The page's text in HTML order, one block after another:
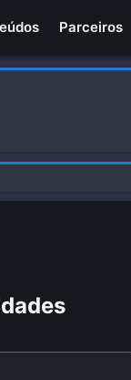
Parceiros